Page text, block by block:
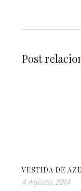
Post
VESTIDA DE
4 Agosto, 2014